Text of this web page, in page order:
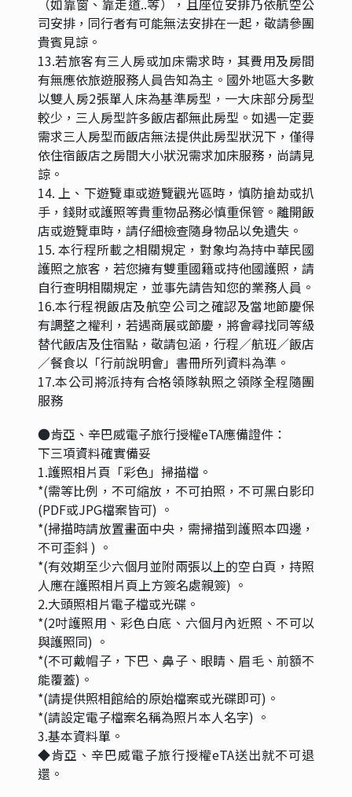
（如靠窗、靠走道..等），且座位安排乃依航空公
司安排，同行者有可能無法安排在一起，敬請參團
貴賓見諒。
13.若旅客有三人房或加床需求時，其費用及房間
有無應依旅遊服務人員告知為主。國外地區大多數
以雙人房2張單人床為基準房型，一大床部分房型
較少，三人房型許多飯店都無此房型。如遇一定要
需求三人房型而飯店無法提供此房型狀況下，僅得
依住宿飯店之房間大小狀況需求加床服務，尚請見
諒。
14. 上、下遊覽車或遊覽觀光區時，慎防搶劫或扒
手，錢財或護照等貴重物品務必慎重保管。離開飯
店或遊覽車時，請仔細檢查隨身物品以免遺失。
15.本行程所載之相關規定，對象均為持中華民國
護照之旅客，若您擁有雙重國籍或持他國護照，請
自行查明相關規定，並事先請告知您的業務人員。
16.本行程視飯店及航空公司之確認及當地節慶保
有調整之權利，若遇商展或節慶，將會尋找同等級
替代飯店及住宿點，敬請包涵，行程／航班／飯店
／餐食以「行前說明會」書冊所列資料為準。
17.本公司將派持有合格領隊執照之領隊全程隨團
服務
●肯亞、辛巴威電子旅行授權eTA應備證件：
下三項資料確實備妥
1.護照相片頁「彩色」掃描檔。
*(需等比例，不可縮放，不可拍照，不可黑白影印
(PDF或JPG檔案皆可) 。
*(掃描時請放置畫面中央，需掃描到護照本四邊，
不可歪斜 ) 。
*(有效期至少六個月並附兩張以上的空白頁，持照
人應在護照相片頁上方簽名處親簽) 。
2.大頭照相片電子檔或光碟。
*(2吋護照用、彩色白底、六個月內近照、不可以
與護照同) 。
*(不可戴帽子，下巴、鼻子、眼睛、眉毛、前額不
能覆蓋)。
*(請提供照相館給的原始檔案或光碟即可)。
*(請設定電子檔案名稱為照片本人名字) 。
3.基本資料單。
◆肯亞、辛巴威電子旅行授權eTA送出就不可退
還。